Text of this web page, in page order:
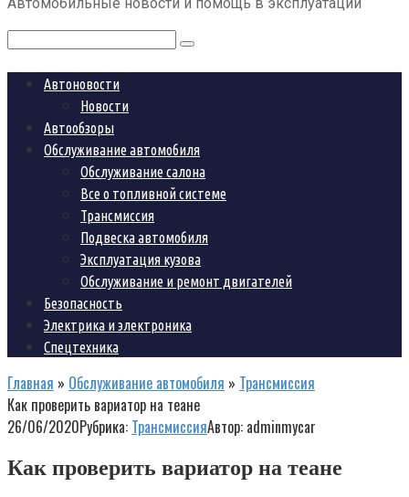
Поиск:
Автоновости
Новости
Автообзоры
Обслуживание автомобиля
Обслуживание салона
Все о топливной системе
Трансмиссия
Подвеска автомобиля
Эксплуатация кузова
Обслуживание и ремонт двигателей
Безопасность
Электрика и электроника
Спецтехника
Главная » Обслуживание автомобиля » Трансмиссия
Как проверить вариатор на теане
26/06/2020Рубрика: ТрансмиссияАвтор: adminmycar
Как проверить вариатор на теане